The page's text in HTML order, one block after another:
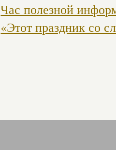
Час полезной
«Этот праздник со